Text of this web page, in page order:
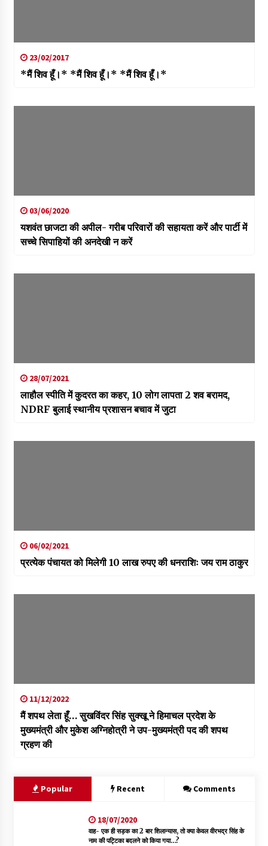
23/02/2017
*मैं शिव हूँ।* *मैं शिव हूँ।* *मैं शिव हूँ।*
03/06/2020
यशवंत छाजटा की अपील- गरीब परिवारों की सहायता करें और पार्टी में
सच्चे सिपाहियों की अनदेखी न करें
28/07/2021
लाहौल स्पीति में कुदरत का कहर, 10 लोग लापता 2 शव बरामद,
NDRF बुलाई स्थानीय प्रशासन बचाव में जुटा
06/02/2021
प्रत्येक पंचायत को मिलेगी 10 लाख रुपए की धनराशिः जय राम ठाकुर
11/12/2022
मैं शपथ लेता हूँ… सुखविंदर सिंह सुक्खू ने हिमाचल प्रदेश के
मुख्यमंत्री और मुकेश अग्निहोत्री ने उप-मुख्यमंत्री पद की शपथ
ग्रहण की
Popular Recent Comments
18/07/2020
वाह- एक ही सड़क का 2 बार शिलान्यास, तो क्या केवल वीरभद्र सिंह के
नाम की पट्टिका बदलने को किया गया…?